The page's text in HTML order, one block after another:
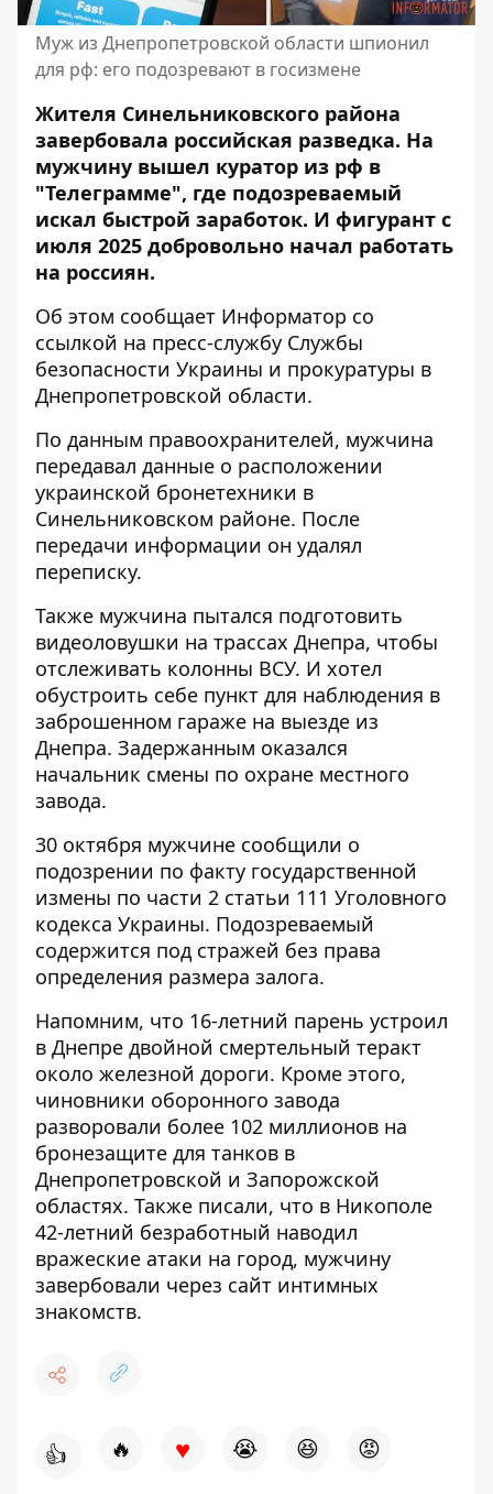
Муж из Днепропетровской области шпионил
для рф: его подозревают в госизмене
Жителя Синельниковского района
завербовала российская разведка. На
мужчину вышел куратор из рф в
"Телеграмме", где подозреваемый
искал быстрой заработок. И фигурант с
июля 2025 добровольно начал работать
на россиян.
Об этом сообщает Информатор со
ссылкой на пресс-службу Службы
безопасности Украины и прокуратуры в
Днепропетровской области.
По данным правоохранителей, мужчина
передавал данные о расположении
украинской бронетехники в
Синельниковском районе. После
передачи информации он удалял
переписку.
Также мужчина пытался подготовить
видеоловушки на трассах Днепра, чтобы
отслеживать колонны ВСУ. И хотел
обустроить себе пункт для наблюдения в
заброшенном гараже на выезде из
Днепра. Задержанным оказался
начальник смены по охране местного
завода.
30 октября мужчине сообщили о
подозрении по факту государственной
измены по части 2 статьи 111 Уголовного
кодекса Украины. Подозреваемый
содержится под стражей без права
определения размера залога.
Напомним, что 16-летний парень устроил
в Днепре двойной смертельный теракт
около железной дороги. Кроме этого,
чиновники оборонного завода
разворовали более 102 миллионов на
бронезащите для танков в
Днепропетровской и Запорожской
областях. Также писали, что в Никополе
42-летний безработный наводил
вражеские атаки на город, мужчину
завербовали через сайт интимных
знакомств.
👍 🔥 ♥ 😭 😆 😡